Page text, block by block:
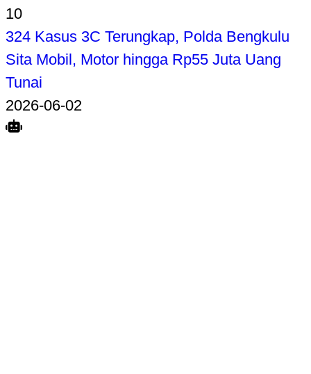
10
324 Kasus 3C Terungkap, Polda Bengkulu
Sita Mobil, Motor hingga Rp55 Juta Uang
Tunai
2026-06-02